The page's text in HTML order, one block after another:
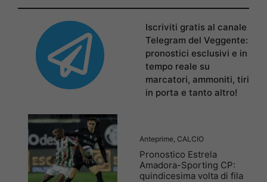
Iscriviti gratis al canale
Telegram del Veggente:
pronostici esclusivi e in
tempo reale su
marcatori, ammoniti, tiri
in porta e tanto altro!
Anteprime CALCIO
Pronostico Estrela
Amadora-Sporting CP:
quindicesima volta di fila